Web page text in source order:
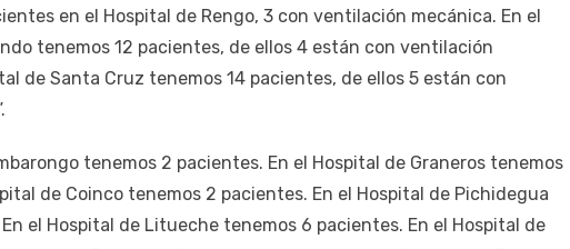
en el Hospital de Rengo, 3 con ventilación mecánica. En el
tenemos 12 pacientes, de ellos 4 están con ventilación
de Santa Cruz tenemos 14 pacientes, de ellos 5 están con
tenemos 2 pacientes. En el Hospital de Graneros tenemos
de Coinco tenemos 2 pacientes. En el Hospital de Pichidegua
el Hospital de Litueche tenemos 6 pacientes. En el Hospital de